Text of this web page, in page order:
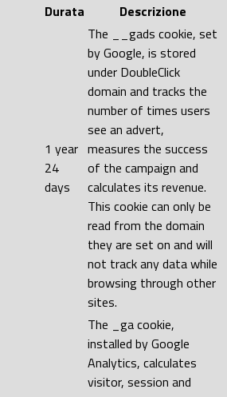
Durata Descrizione
1 year
24
days
The __gads cookie, set
by Google, is stored
under DoubleClick
domain and tracks the
number of times users
see an advert,
measures the success
of the campaign and
calculates its revenue.
This cookie can only be
read from the domain
they are set on and will
not track any data while
browsing through other
sites.
The _ga cookie,
installed by Google
Analytics, calculates
visitor, session and